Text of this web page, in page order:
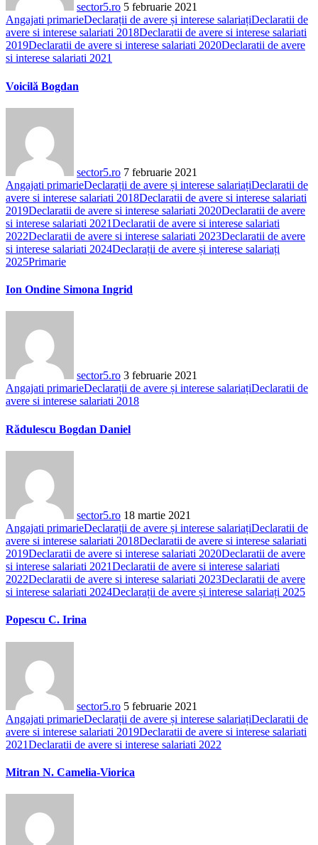
sector5.ro 5 februarie 2021
Angajati primarieDeclarații de avere și interese salariațiDeclaratii de
avere si interese salariati 2018Declaratii de avere si interese salariati
2019Declaratii de avere si interese salariati 2020Declaratii de avere
si interese salariati 2021
Voicilă Bogdan
sector5.ro 7 februarie 2021
Angajati primarieDeclarații de avere și interese salariațiDeclaratii de
avere si interese salariati 2018Declaratii de avere si interese salariati
2019Declaratii de avere si interese salariati 2020Declaratii de avere
si interese salariati 2021Declaratii de avere si interese salariati
2022Declaratii de avere si interese salariati 2023Declaratii de avere
si interese salariati 2024Declarații de avere și interese salariați
2025Primarie
Ion Ondine Simona Ingrid
sector5.ro 3 februarie 2021
Angajati primarieDeclarații de avere și interese salariațiDeclaratii de
avere si interese salariati 2018
Rădulescu Bogdan Daniel
sector5.ro 18 martie 2021
Angajati primarieDeclarații de avere și interese salariațiDeclaratii de
avere si interese salariati 2018Declaratii de avere si interese salariati
2019Declaratii de avere si interese salariati 2020Declaratii de avere
si interese salariati 2021Declaratii de avere si interese salariati
2022Declaratii de avere si interese salariati 2023Declaratii de avere
si interese salariati 2024Declarații de avere și interese salariați 2025
Popescu C. Irina
sector5.ro 5 februarie 2021
Angajati primarieDeclarații de avere și interese salariațiDeclaratii de
avere si interese salariati 2019Declaratii de avere si interese salariati
2021Declaratii de avere si interese salariati 2022
Mitran N. Camelia-Viorica